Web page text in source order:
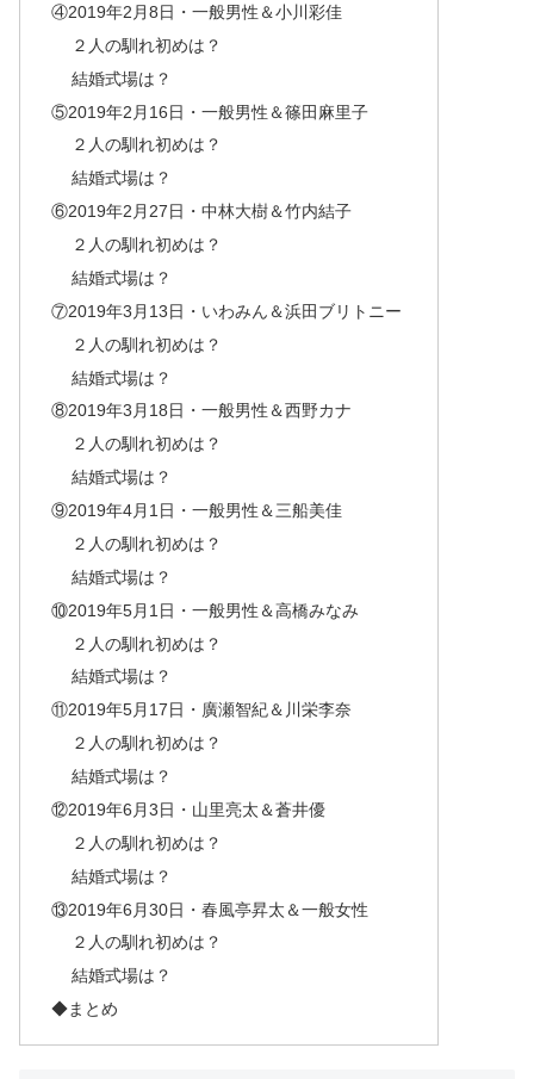
④2019年2月8日・一般男性＆小川彩佳
２人の馴れ初めは？
結婚式場は？
⑤2019年2月16日・一般男性＆篠田麻里子
２人の馴れ初めは？
結婚式場は？
⑥2019年2月27日・中林大樹＆竹内結子
２人の馴れ初めは？
結婚式場は？
⑦2019年3月13日・いわみん＆浜田ブリトニー
２人の馴れ初めは？
結婚式場は？
⑧2019年3月18日・一般男性＆西野カナ
２人の馴れ初めは？
結婚式場は？
⑨2019年4月1日・一般男性＆三船美佳
２人の馴れ初めは？
結婚式場は？
⑩2019年5月1日・一般男性＆高橋みなみ
２人の馴れ初めは？
結婚式場は？
⑪2019年5月17日・廣瀬智紀＆川栄李奈
２人の馴れ初めは？
結婚式場は？
⑫2019年6月3日・山里亮太＆蒼井優
２人の馴れ初めは？
結婚式場は？
⑬2019年6月30日・春風亭昇太＆一般女性
２人の馴れ初めは？
結婚式場は？
◆まとめ